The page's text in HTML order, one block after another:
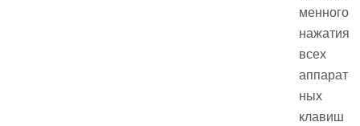
менного
нажатия
всех
аппарат
ных
клавиш